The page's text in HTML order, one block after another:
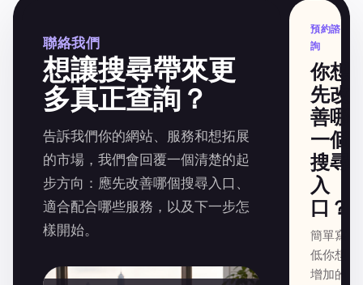
聯絡我們
想讓搜尋帶來更
多真正查詢？
告訴我們你的網站、服務和想拓展
的市場，我們會回覆一個清楚的起
步方向：應先改善哪個搜尋入口、
適合配合哪些服務，以及下一步怎
樣開始。
預約諮
詢
你想
先改
善哪
一個
搜尋
入
口？
簡單寫
低你想
增加的